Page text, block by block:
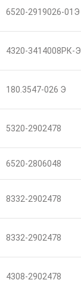
6520-2919026-01Э
4320-3414008РК-Э
180.3547-026 Э
5320-2902478
6520-2806048
8332-2902478
8332-2902478
4308-2902478